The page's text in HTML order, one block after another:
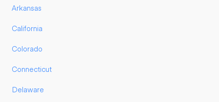
Arkansas
California
Colorado
Connecticut
Delaware